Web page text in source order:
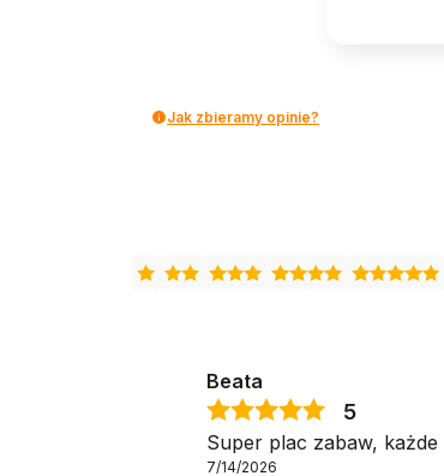
Jak zbieramy opinie?
Beata
5
Super plac zabaw,
7/14/2026